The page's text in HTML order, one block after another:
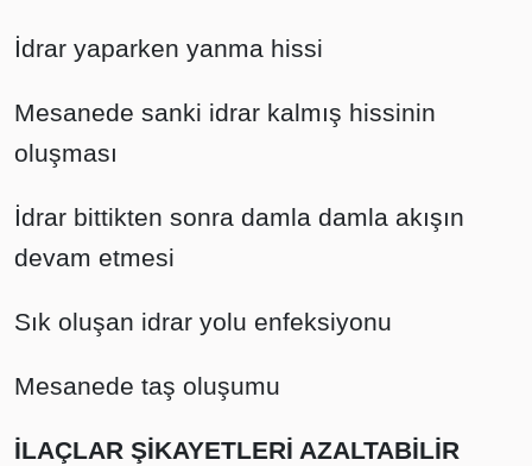
İdrar yaparken yanma hissi
Mesanede sanki idrar kalmış hissinin
oluşması
İdrar bittikten sonra damla damla akışın
devam etmesi
Sık oluşan idrar yolu enfeksiyonu
Mesanede taş oluşumu
İLAÇLAR ŞİKAYETLERİ AZALTABİLİR